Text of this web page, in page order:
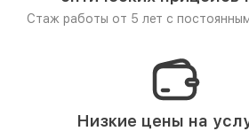
Стаж работы от 5 лет с
Низкие цены на